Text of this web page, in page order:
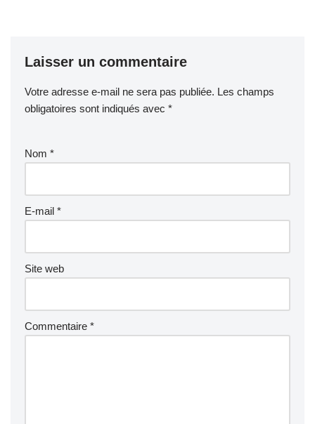
Laisser un commentaire
Votre adresse e-mail ne sera pas publiée. Les champs
obligatoires sont indiqués avec *
Nom *
E-mail *
Site web
Commentaire *